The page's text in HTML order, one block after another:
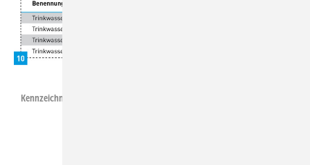
Kennzeichnung von Trinkwasserleitungen.